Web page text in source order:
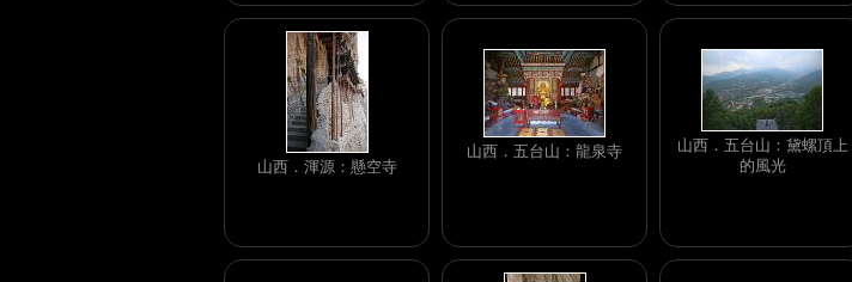
山西．渾源：懸空寺
山西．五台山：龍泉寺
山西．五台山：黛螺頂上
的風光